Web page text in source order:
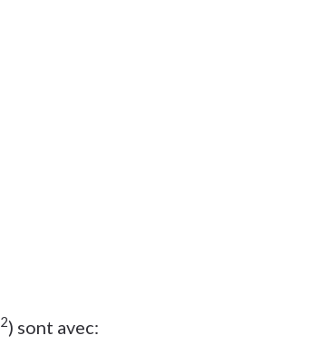
2) sont avec: